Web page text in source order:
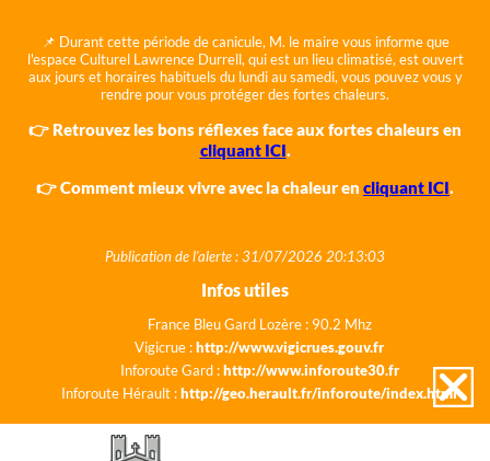
📌 Durant cette période de canicule, M. le maire vous informe que
l'espace Culturel Lawrence Durrell, qui est un lieu climatisé, est ouvert
aux jours et horaires habituels du lundi au samedi, vous pouvez vous y
rendre pour vous protéger des fortes chaleurs.
👉 Retrouvez les bons réflexes face aux fortes chaleurs en
cliquant ICI.
👉 Comment mieux vivre avec la chaleur en cliquant ICI.
Publication de l'alerte : 31/07/2026 20:13:03
Infos utiles
France Bleu Gard Lozère : 90.2 Mhz
Vigicrue :http://www.vigicrues.gouv.fr
Inforoute Gard :http://www.inforoute30.fr
Inforoute Hérault :http://geo.herault.fr/inforoute/index.html